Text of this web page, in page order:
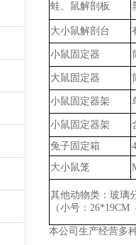
蛙、鼠解剖板
大小鼠解剖台
小鼠固定器
大鼠固定器
小鼠固定器架
小鼠固定器架
兔子固定箱
大小鼠笼
其他动物类：玻璃
（小号： 26*19CM
本公司生产经营多